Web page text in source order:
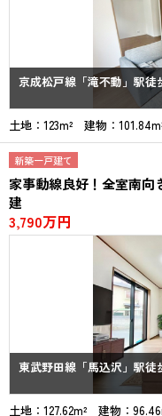
京成松戸線「滝不動」駅徒
土地：123m² 建物：
新築一戸建て
家事動線良好！全室南
建
3,790万円
東武野田線「馬込沢」駅徒
土地：127.62m² 建物：